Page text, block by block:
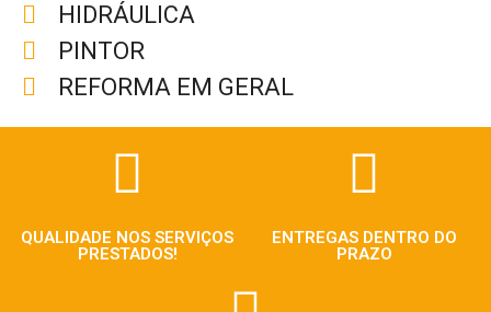
HIDRÁULICA
PINTOR
REFORMA EM GERAL
QUALIDADE NOS SERVIÇOS
PRESTADOS!
ENTREGAS DENTRO DO
PRAZO